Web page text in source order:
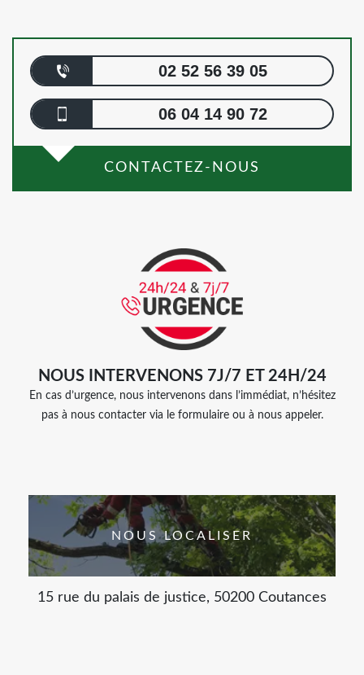
02 52 56 39 05
06 04 14 90 72
CONTACTEZ-NOUS
NOUS INTERVENONS 7J/7 ET 24H/24
En cas d’urgence, nous intervenons dans l’immédiat, n’hésitez
pas à nous contacter via le formulaire ou à nous appeler.
NOUS LOCALISER
15 rue du palais de justice, 50200 Coutances